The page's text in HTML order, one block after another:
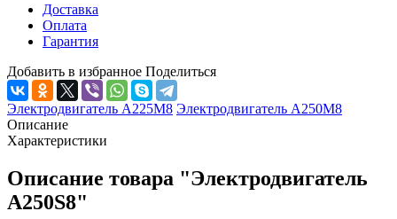
Доставка
Оплата
Гарантия
Добавить в избранное Поделиться
Электродвигатель А225М8 Электродвигатель А250М8
Описание
Характеристики
Описание товара "Электродвигатель
А250S8"